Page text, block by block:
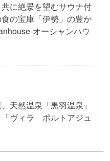
に絶景を望むサウナ付
の宝庫「伊勢」の豊か
オーシャンハウ
天然温泉「黒羽温泉」
「ヴィラ ポルトアジュ